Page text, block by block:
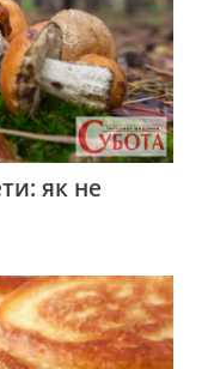
як не